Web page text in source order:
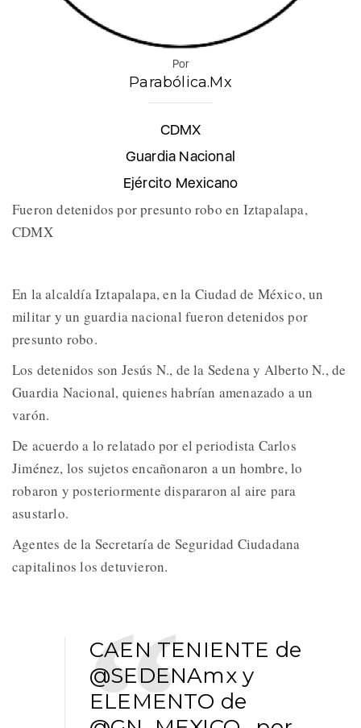
Por
Parabólica.Mx
CDMX
Guardia Nacional
Ejército Mexicano
Fueron detenidos por presunto robo en Iztapalapa,
CDMX
En la alcaldía Iztapalapa, en la Ciudad de México, un
militar y un guardia nacional fueron detenidos por
presunto robo.
Los detenidos son Jesús N., de la Sedena y Alberto N., de
Guardia Nacional, quienes habrían amenazado a un
varón.
De acuerdo a lo relatado por el periodista Carlos
Jiménez, los sujetos encañonaron a un hombre, lo
robaron y posteriormente dispararon al aire para
asustarlo.
Agentes de la Secretaría de Seguridad Ciudadana
capitalinos los detuvieron.
CAEN TENIENTE de
@SEDENAmxy
ELEMENTO de